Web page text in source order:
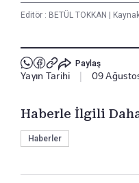
Editör : BETÜL TOKKAN |
Paylaş
Yayın Tarihi 09
Haberle İlgili Daha
Haberler